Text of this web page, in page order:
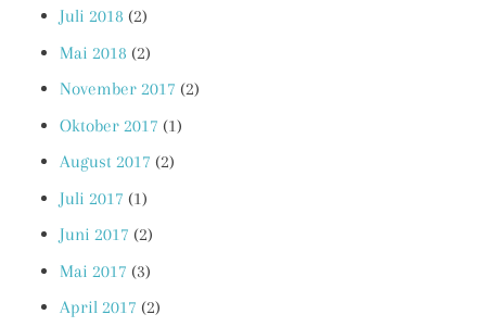
Juli 2018 (2)
Mai 2018 (2)
November 2017 (2)
Oktober 2017 (1)
August 2017 (2)
Juli 2017 (1)
Juni 2017 (2)
Mai 2017 (3)
April 2017 (2)